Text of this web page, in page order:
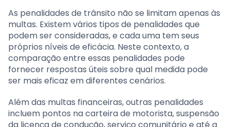
As penalidades de trânsito não se limitam apenas às
multas. Existem vários tipos de penalidades que
podem ser consideradas, e cada uma tem seus
próprios níveis de eficácia. Neste contexto, a
comparação entre essas penalidades pode
fornecer respostas úteis sobre qual medida pode
ser mais eficaz em diferentes cenários.
Além das multas financeiras, outras penalidades
incluem pontos na carteira de motorista, suspensão
da licença de condução, serviço comunitário e até a